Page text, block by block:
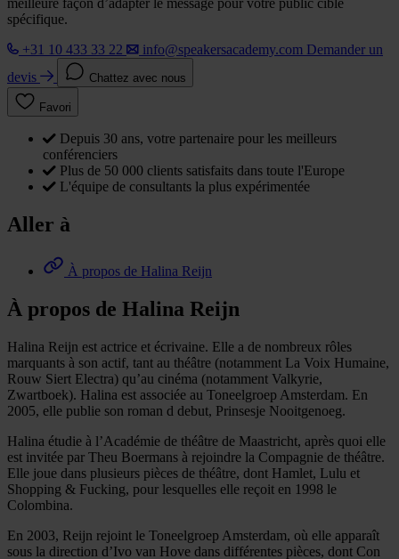
meilleure façon d’adapter le message pour votre public cible
spécifique.
+31 10 433 33 22
info@speakersacademy.com Demander un
devis
Chattez avec nous
Favori
Depuis 30 ans, votre partenaire pour les meilleurs
conférenciers
Plus de 50 000 clients satisfaits dans toute l'Europe
L'équipe de consultants la plus expérimentée
Aller à
À propos de Halina Reijn
À propos de Halina Reijn
Halina Reijn est actrice et écrivaine. Elle a de nombreux rôles
marquants à son actif, tant au théâtre (notamment La Voix Humaine,
Rouw Siert Electra) qu’au cinéma (notamment Valkyrie,
Zwartboek). Halina est associée au Toneelgroep Amsterdam. En
2005, elle publie son roman d debut, Prinsesje Nooitgenoeg.
Halina étudie à l’Académie de théâtre de Maastricht, après quoi elle
est invitée par Theu Boermans à rejoindre la Compagnie de théâtre.
Elle joue dans plusieurs pièces de théâtre, dont Hamlet, Lulu et
Shopping & Fucking, pour lesquelles elle reçoit en 1998 le
Colombina.
En 2003, Reijn rejoint le Toneelgroep Amsterdam, où elle apparaît
sous la direction d’Ivo van Hove dans différentes pièces, dont Con